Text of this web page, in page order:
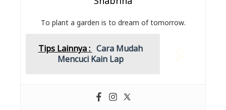
To plant a garden is to dream of tomorrow.
Tips Lainnya : Cara Mudah
Mencuci Kain Lap